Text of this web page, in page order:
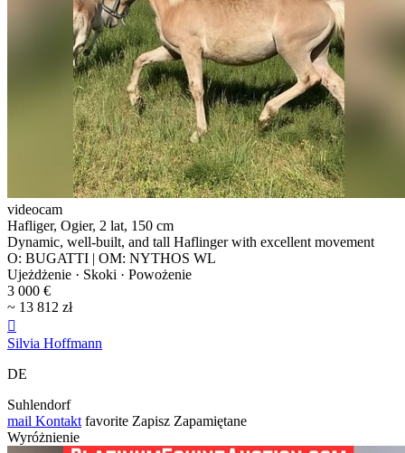
videocam
Hafliger, Ogier, 2 lat, 150 cm
Dynamic, well-built, and tall Haflinger with excellent movement
O: BUGATTI | OM: NYTHOS WL
Ujeżdżenie · Skoki · Powożenie
3 000 €
~ 13 812 zł

Silvia Hoffmann
DE
Suhlendorf
mail Kontakt favorite Zapisz Zapamiętane
Wyróżnienie